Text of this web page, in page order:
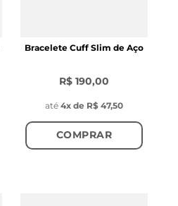
Bracelete Cuff Slim de Aço
R$ 190,00
até 4x de R$ 47,50
COMPRAR